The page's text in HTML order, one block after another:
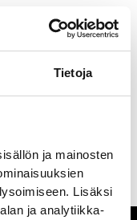
Tietoja
ja mainosten
Lisäksi
ja analytiikka-